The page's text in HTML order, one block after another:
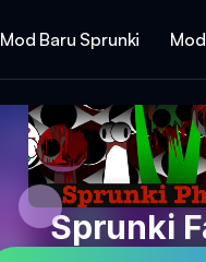
Mod Baru Sprunki
Sprunki